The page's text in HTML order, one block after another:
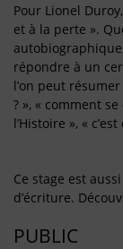
Pour Lionel
et à la perte ».
répondre à un
l’on peut
? », « comment
l’Histoire », «
Ce stage est
d’écriture.
PUBLIC